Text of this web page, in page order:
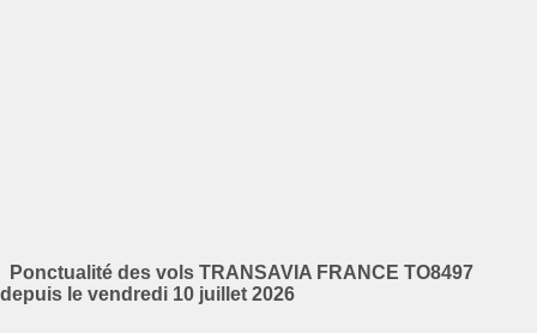
Ponctualité des vols TRANSAVIA FRANCE TO8497
depuis le vendredi 10 juillet 2026